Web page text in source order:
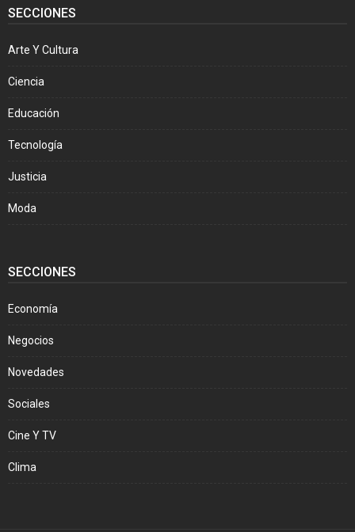
SECCIONES
Arte Y Cultura
Ciencia
Educación
Tecnología
Justicia
Moda
SECCIONES
Economía
Negocios
Novedades
Sociales
Cine Y TV
Clima